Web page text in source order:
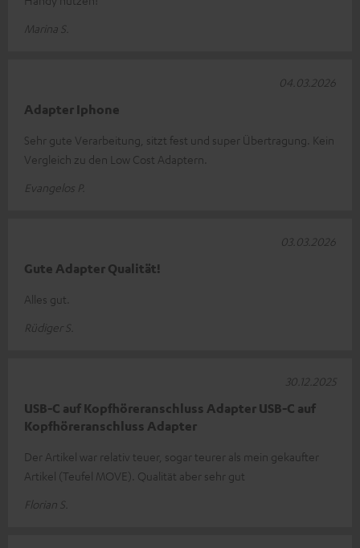
Marina S.
Adapter Iphone
Sehr gute Verarbeitung, sitzt fest und super Übertragung. Kein
Vergleich zu den Low Cost Adaptern.
Evangelos P.
04.03.2026
Gute Adapter Qualität!
Alles gut.
Rüdiger S.
03.03.2026
USB-C auf Kopfhöreranschluss Adapter USB-C auf
Kopfhöreranschluss Adapter
Der Artikel war relativ teuer, sogar teurer als mein gekaufter
Artikel (Teufel MOVE). Qualität aber sehr gut
Florian S.
30.12.2025